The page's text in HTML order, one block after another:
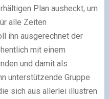
Plan ausheckt, um
alle Zeiten
ihn ausgerechnet der
mit einem
und damit als
unterstützende Gruppe
sich aus allerlei illustren